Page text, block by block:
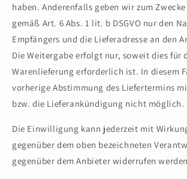
haben. Anderenfalls geben wir zum
gemäß Art. 6 Abs. 1 lit. b DSGVO nur den
Empfängers und die Lieferadresse an den
Die Weitergabe erfolgt nur, soweit dies für
Warenlieferung erforderlich ist. In diesem
vorherige Abstimmung des Liefertermins
bzw. die Lieferankündigung nicht möglich.
Die Einwilligung kann jederzeit mit
gegenüber dem oben bezeichneten
gegenüber dem Anbieter widerrufen